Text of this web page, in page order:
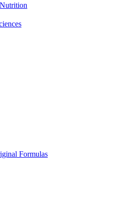
Formulas